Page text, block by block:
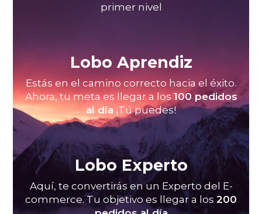
primer nivel
Lobo Aprendiz
Estás en el camino correcto hacia el éxito.
Ahora, tu meta es llegar a los100 pedidos
al día ¡Tú puedes!
Lobo Experto
Aquí, te convertirás en un Experto del E-
commerce. Tu objetivo es llegar a los 200